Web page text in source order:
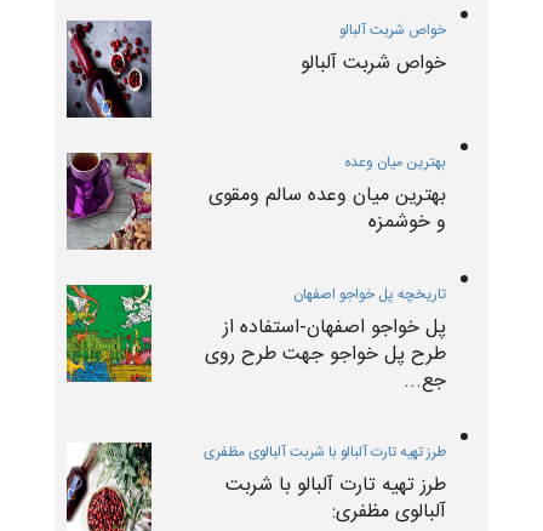
خواص شربت آلبالو
خواص شربت آلبالو
بهترین میان وعده
بهترین میان وعده سالم ومقوی
و خوشمزه
تاریخچه پل خواجو اصفهان
پل خواجو اصفهان-استفاده از
طرح پل خواجو جهت طرح روی
جع...
طرز تهیه تارت آلبالو با شربت آلبالوی مظفری
طرز تهیه تارت آلبالو با شربت
آلبالوی مظفری: